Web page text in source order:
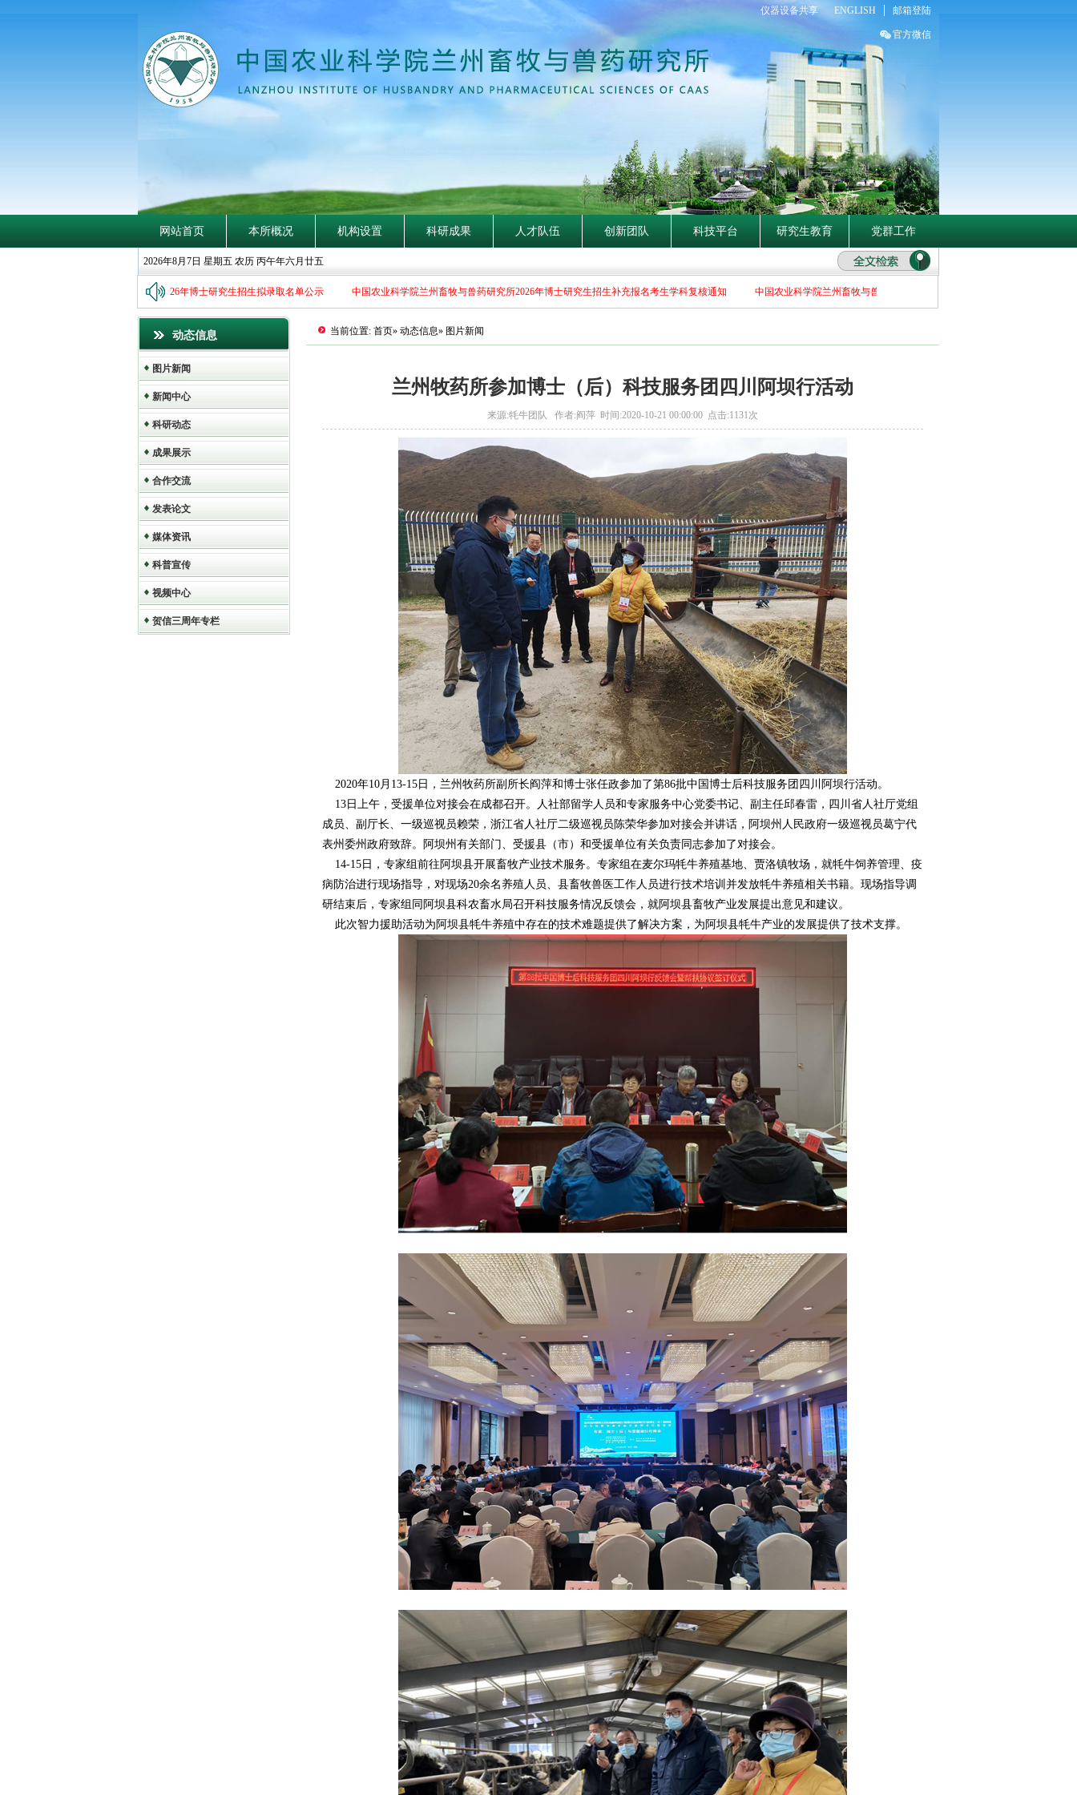
仪器设备共享 ENGLISH 邮箱登陆
官方微信
网站首页 本所概况 机构设置 科研成果 人才队伍 创新团队 科技平台 研究生教育 党群工作
2026年8月7日 星期五 农历 丙午年六月廿五
业科学院兰州畜牧与兽药研究所2026年博士研究生招生拟录取名单公示 中国农业科学院兰州畜牧与兽药研究所2026年博士研究生招生补充报名考生学科复核通知 中国农业科学院兰州畜牧与兽药研究所关于2026年博士招生补充报名初选者名
动态信息
图片新闻
新闻中心
科研动态
成果展示
合作交流
发表论文
媒体资讯
科普宣传
视频中心
贺信三周年专栏
当前位置: 首页» 动态信息» 图片新闻
兰州牧药所参加博士（后）科技服务团四川阿坝行活动
来源:牦牛团队 作者:阎萍 时间:2020-10-21 00:00:00 点击:1131次
2020年10月13-15日，兰州牧药所副所长阎萍和博士张任政参加了第86批中国博士后科技服务团四川阿坝行活动。
13日上午，受援单位对接会在成都召开。人社部留学人员和专家服务中心党委书记、副主任邱春雷，四川省人社厅党组
成员、副厅长、一级巡视员赖荣，浙江省人社厅二级巡视员陈荣华参加对接会并讲话，阿坝州人民政府一级巡视员葛宁代
表州委州政府致辞。阿坝州有关部门、受援县（市）和受援单位有关负责同志参加了对接会。
14-15日，专家组前往阿坝县开展畜牧产业技术服务。专家组在麦尔玛牦牛养殖基地、贾洛镇牧场，就牦牛饲养管理、疫
病防治进行现场指导，对现场20余名养殖人员、县畜牧兽医工作人员进行技术培训并发放牦牛养殖相关书籍。现场指导调
研结束后，专家组同阿坝县科农畜水局召开科技服务情况反馈会，就阿坝县畜牧产业发展提出意见和建议。
此次智力援助活动为阿坝县牦牛养殖中存在的技术难题提供了解决方案，为阿坝县牦牛产业的发展提供了技术支撑。